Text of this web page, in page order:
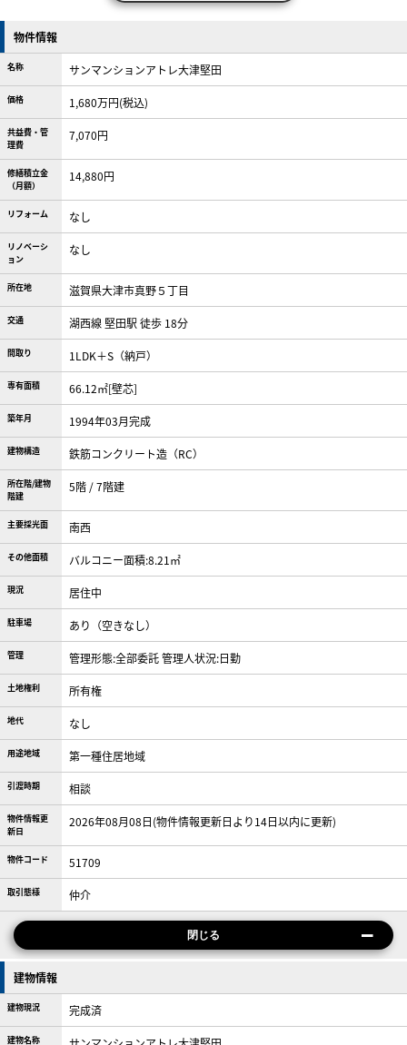
物件情報
名称 サンマンションアトレ大津堅田
価格 1,680万円(税込)
共益費・管
理費
7,070円
修繕積立金
（月額）
14,880円
リフォーム なし
リノベーシ
ョン
なし
所在地 滋賀県大津市真野５丁目
交通 湖西線 堅田駅 徒歩 18分
間取り 1LDK＋S（納戸）
専有面積 66.12㎡[壁芯]
築年月 1994年03月完成
建物構造 鉄筋コンクリート造（RC）
所在階/建物
階建
5階 / 7階建
主要採光面 南西
その他面積 バルコニー面積:8.21㎡
現況 居住中
駐車場 あり（空きなし）
管理 管理形態:全部委託 管理人状況:日勤
土地権利 所有権
地代 なし
用途地域 第一種住居地域
引渡時期 相談
物件情報更
新日
2026年08月08日(物件情報更新日より14日以内に更新)
物件コード 51709
取引態様 仲介
閉じる
建物情報
建物現況 完成済
建物名称